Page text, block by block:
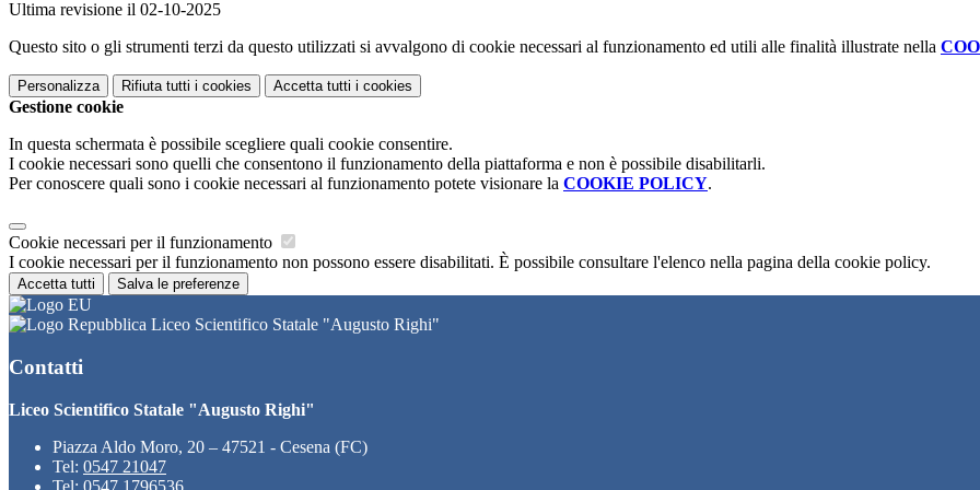
Ultima revisione il 02-10-2025
Questo sito o gli strumenti terzi da questo utilizzati si avvalgono di cookie necessari al funzionamento ed utili alle finalità illustrate nella
Personalizza Rifiuta tutti i cookies Accetta tutti i cookies
Gestione cookie
In questa schermata è possibile scegliere quali cookie consentire.
I cookie necessari sono quelli che consentono il funzionamento della piattaforma e non è possibile disabilitarli.
Per conoscere quali sono i cookie necessari al funzionamento potete visionare la COOKIE POLICY.
Cookie necessari per il funzionamento
I cookie necessari per il funzionamento non possono essere disabilitati. È possibile consultare l'elenco nella pagina della cookie policy.
Accetta tutti Salva le preferenze
Liceo Scientifico Statale "Augusto Righi"
Contatti
Liceo Scientifico Statale "Augusto Righi"
Piazza Aldo Moro, 20 – 47521 - Cesena (FC)
Tel: 0547 21047
Tel: 0547 1796536